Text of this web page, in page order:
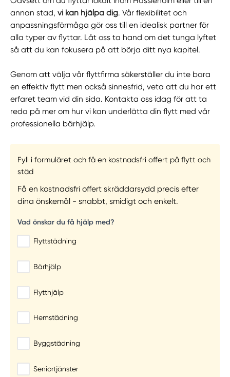
annan stad,vi kan hjälpa dig. Vår flexibilitet och
anpassningsförmåga gör oss till en idealisk partner för
alla typer av flyttar. Låt oss ta hand om det tunga lyftet
så att du kan fokusera på att börja ditt nya kapitel.
Genom att välja vår flyttfirma säkerställer du inte bara
en effektiv flytt men också sinnesfrid, veta att du har ett
erfaret team vid din sida. Kontakta oss idag för att ta
reda på mer om hur vi kan underlätta din flytt med vår
professionella bärhjälp.
Fyll i formuläret och få en kostnadsfri offert på flytt och
städ
Få en kostnadsfri offert skräddarsydd precis efter
dina önskemål - snabbt, smidigt och enkelt.
Vad önskar du få hjälp med?
Flyttstädning
Bärhjälp
Flytthjälp
Hemstädning
Byggstädning
Seniortjänster